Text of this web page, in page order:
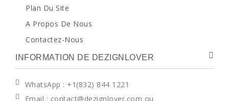
Plan Du Site
A Propos De Nous
Contactez-Nous
INFORMATION DE DEZIGNLOVER
WhatsApp : +1(832) 844 1221
Email : contact@dezignlover.com ou